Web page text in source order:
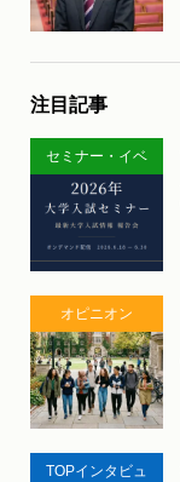
注目記事
セミナー・イベ
ント
オピニオン
TOPインタビュ